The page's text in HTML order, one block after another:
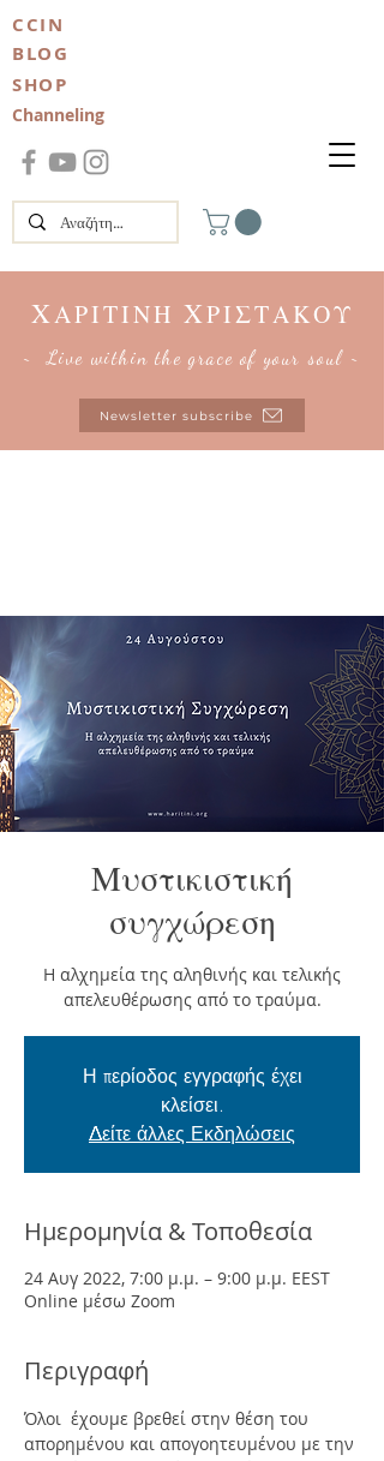
ΧΑΡΙΤΙΝΗ ΧΡΙΣΤΑΚΟΥ
~ Live within the grace of your soul ~
Newsletter subscribe
CCIN
BLOG
SHOP
Channeling
Μυστικιστική
συγχώρεση
Η αλχημεία της αληθινής και τελικής
απελευθέρωσης από το τραύμα.
Η περίοδος εγγραφής έχει
κλείσει.
Δείτε άλλες Εκδηλώσεις
Ημερομηνία & Τοποθεσία
24 Αυγ 2022, 7:00 μ.μ. – 9:00 μ.μ. EEST
Online μέσω Zoom
Περιγραφή
Όλοι  έχουμε βρεθεί στην θέση του
απορημένου και απογοητευμένου με την